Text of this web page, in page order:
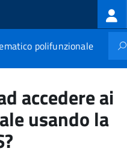
polifunzionale
accedere ai
usando la